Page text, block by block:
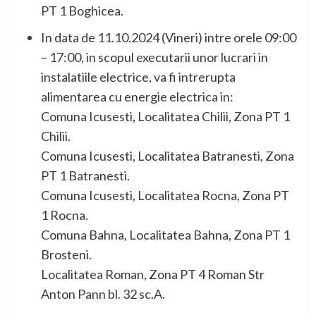
PT 1 Boghicea.
In data de 11.10.2024 (Vineri) intre orele 09:00
– 17:00, in scopul executarii unor lucrari in
instalatiile electrice, va fi intrerupta
alimentarea cu energie electrica in:
Comuna Icusesti, Localitatea Chilii, Zona PT 1
Chilii.
Comuna Icusesti, Localitatea Batranesti, Zona
PT 1 Batranesti.
Comuna Icusesti, Localitatea Rocna, Zona PT
1 Rocna.
Comuna Bahna, Localitatea Bahna, Zona PT 1
Brosteni.
Localitatea Roman, Zona PT 4 Roman Str
Anton Pann bl. 32 sc.A.